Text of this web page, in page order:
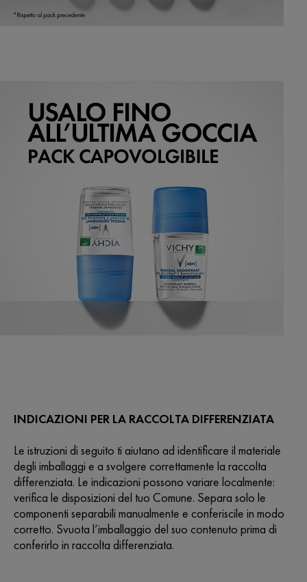
INDICAZIONI PER LA RACCOLTA DIFFERENZIATA
Le istruzioni di seguito ti aiutano ad identificare il materiale
degli imballaggi e a svolgere correttamente la raccolta
differenziata. Le indicazioni possono variare localmente:
verifica le disposizioni del tuo Comune. Separa solo le
componenti separabili manualmente e conferiscile in modo
corretto. Svuota l’imballaggio del suo contenuto prima di
conferirlo in raccolta differenziata.